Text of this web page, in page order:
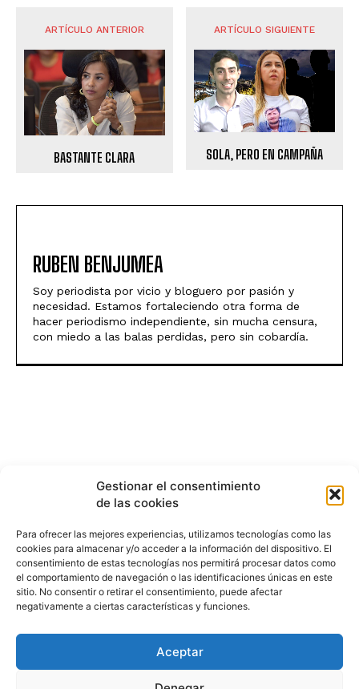
Gestionar el consentimiento
de las cookies
Para ofrecer las mejores experiencias, utilizamos tecnologías como las
cookies para almacenar y/o acceder a la información del dispositivo. El
consentimiento de estas tecnologías nos permitirá procesar datos como
el comportamiento de navegación o las identificaciones únicas en este
sitio. No consentir o retirar el consentimiento, puede afectar
negativamente a ciertas características y funciones.
Aceptar
ARTÍCULO ANTERIOR
BASTANTE CLARA
ARTÍCULO SIGUIENTE
SOLA, PERO EN CAMPAÑA
RUBEN BENJUMEA
Soy periodista por vicio y bloguero por pasión y
necesidad. Estamos fortaleciendo otra forma de
hacer periodismo independiente, sin mucha censura,
con miedo a las balas perdidas, pero sin cobardía.
HISTORIA PODCAST